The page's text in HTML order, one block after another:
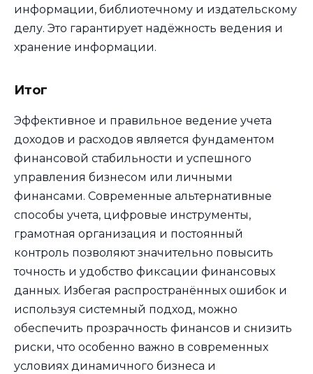
информации, библиотечному и издательскому
делу. Это гарантирует надёжность ведения и
хранение информации.
Итог
Эффективное и правильное ведение учета
доходов и расходов является фундаментом
финансовой стабильности и успешного
управления бизнесом или личными
финансами. Современные альтернативные
способы учета, цифровые инструменты,
грамотная организация и постоянный
контроль позволяют значительно повысить
точность и удобство фиксации финансовых
данных. Избегая распространённых ошибок и
используя системный подход, можно
обеспечить прозрачность финансов и снизить
риски, что особенно важно в современных
условиях динамичного бизнеса и